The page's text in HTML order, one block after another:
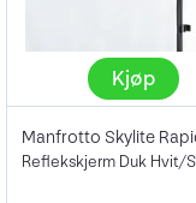
Kjøp